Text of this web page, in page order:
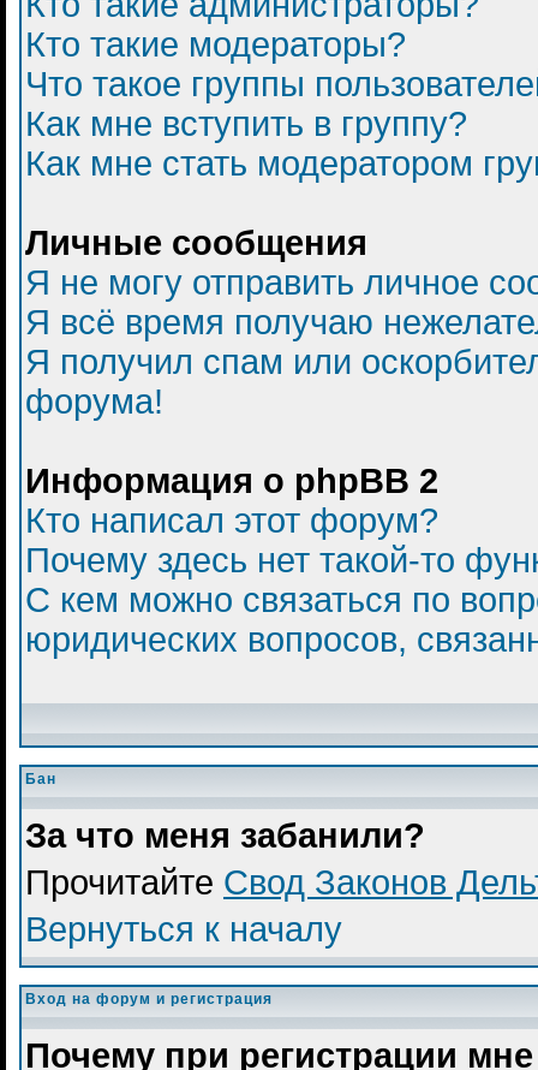
Кто такие модераторы?
Что такое группы
Как мне вступить в группу?
Как мне стать модератором
Личные сообщения
Я не могу отправить личное
Я всё время получаю
Я получил спам или
форума!
Информация о phpBB 2
Кто написал этот форум?
Почему здесь нет такой-то
С кем можно связаться по
юридических вопросов,
Бан
За что меня забанили?
Прочитайте Свод Законов
Вернуться к началу
Вход на форум и регистрация
Почему при регистрации